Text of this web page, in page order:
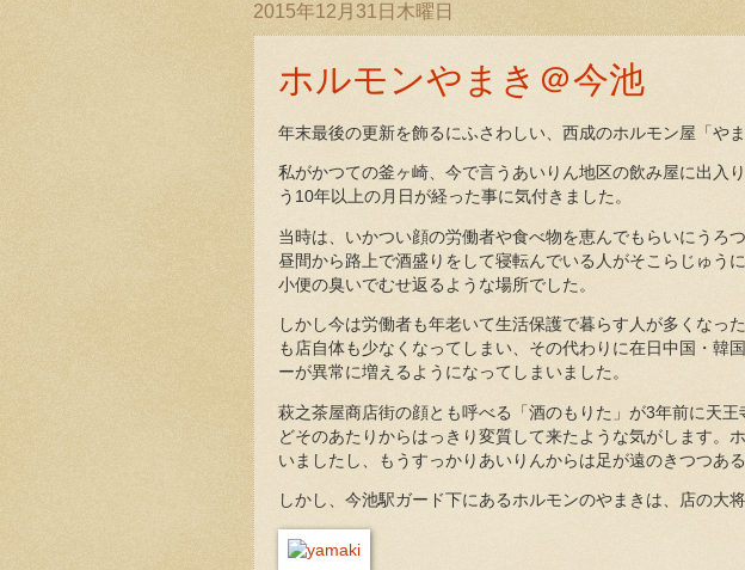
2015年12月31日木曜日
ホルモンやまき＠今池
年末最後の更新を飾るにふさわしい、西成のホルモン屋「や
私がかつての釜ヶ崎、今で言うあいりん地区の飲み屋に出入
う10年以上の月日が経った事に気付きました。
当時は、いかつい顔の労働者や食べ物を恵んでもらいにうろ
昼間から路上で酒盛りをして寝転んでいる人がそこらじゅう
小便の臭いでむせ返るような場所でした。
しかし今は労働者も年老いて生活保護で暮らす人が多くなっ
も店自体も少なくなってしまい、その代わりに在日中国・韓
ーが異常に増えるようになってしまいました。
萩之茶屋商店街の顔とも呼べる「酒のもりた」が3年前に天王
どそのあたりからはっきり変質して来たような気がします。
いましたし、もうすっかりあいりんからは足が遠のきつつある
しかし、今池駅ガード下にあるホルモンのやまきは、店の大